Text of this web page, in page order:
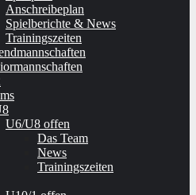
Anschreibeplan
Spielberichte & News
Trainingszeiten
U6/U8 offen
Das Team
News
Trainingszeiten